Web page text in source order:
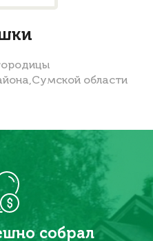
области
собрал